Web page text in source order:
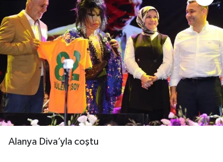
Alanya Diva’yla coştu